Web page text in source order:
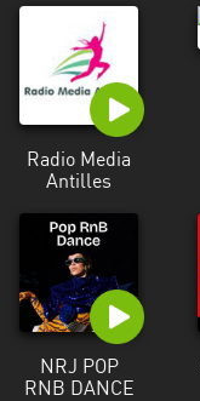
Radio Media
Antilles
NRJ POP
RNB DANCE